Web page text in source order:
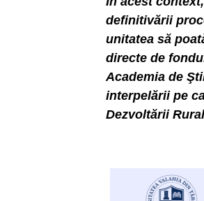
definitivării
unitatea să
directe de
Academia de
interpelării pe
Dezvoltării